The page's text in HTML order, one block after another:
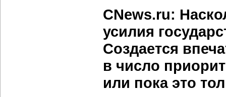
CNews.ru:
усилия
Создается
в число
или пока это